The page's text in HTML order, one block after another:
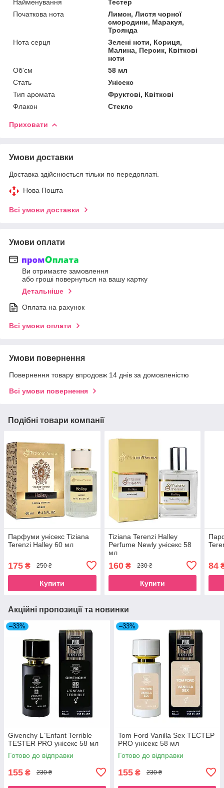
Найменування
Тестер
Початкова нота
Лимон, Листя чорної
смородини, Маракуя,
Троянда
Нота серця
Зелені ноти, Кориця,
Малина, Персик, Квіткові
ноти
Об'єм
58 мл
Стать
Унісекс
Тип аромата
Фруктові, Квіткові
Флакон
Стекло
Приховати
Умови доставки
Доставка здійснюється тільки по передоплаті.
Нова Пошта
Всі умови доставки
Умови оплати
Ви отримаєте замовлення
або гроші повернуться на вашу картку
Детальніше
Оплата на рахунок
Всі умови оплати
Умови повернення
Повернення товару впродовж 14 днів за домовленістю
Всі умови повернення
Подібні товари компанії
Парфуми унісекс Tiziana
Terenzi Halley 60 мл
175 ₴ 250 ₴
Купити
Tiziana Terenzi Halley
Perfume Newly унісекс 58
мл
160₴ 230 ₴
Купити
84
Акційні пропозиції та новинки
–33%
Givenchy L`Enfant Terrible
ТESTER PRO унісекс 58 мл
Готово до відправки
155 ₴ 230 ₴
–33%
Tom Ford Vanilla Sex ТЕСТЕР
PRO унісекс 58 мл
Готово до відправки
155 ₴ 230 ₴